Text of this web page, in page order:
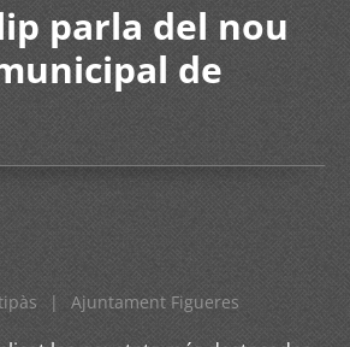
parla del nou
de
| Ajuntament Figueres